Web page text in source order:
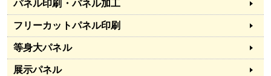
パネル印刷・パネル加工
フリーカットパネル印刷
等身大パネル
展示パネル